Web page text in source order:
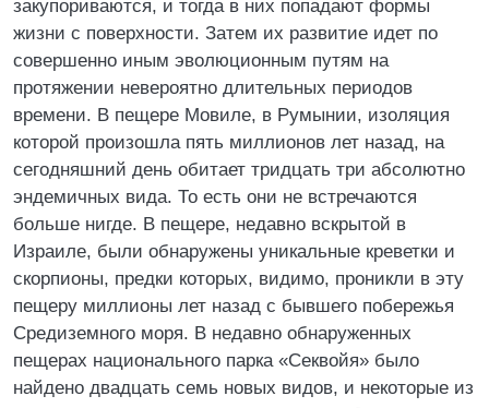
закупориваются, и тогда в них попадают формы
жизни с поверхности. Затем их развитие идет по
совершенно иным эволюционным путям на
протяжении невероятно длительных периодов
времени. В пещере Мовиле, в Румынии, изоляция
которой произошла пять миллионов лет назад, на
сегодняшний день обитает тридцать три абсолютно
эндемичных вида. То есть они не встречаются
больше нигде. В пещере, недавно вскрытой в
Израиле, были обнаружены уникальные креветки и
скорпионы, предки которых, видимо, проникли в эту
пещеру миллионы лет назад с бывшего побережья
Средиземного моря. В недавно обнаруженных
пещерах национального парка «Секвойя» было
найдено двадцать семь новых видов, и некоторые из